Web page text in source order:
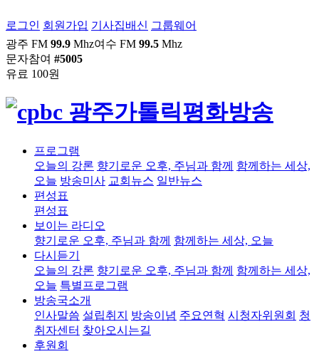
로그인 회원가입 기사집배신 그룹웨어
광주 FM 99.9 Mhz여수 FM 99.5 Mhz
문자참여 #5005
유료 100원
프로그램
오늘의 강론 향기로운 오후, 주님과 함께 함께하는 세상,
오늘 방송미사 교회뉴스 일반뉴스
편성표
편성표
보이는 라디오
향기로운 오후, 주님과 함께 함께하는 세상, 오늘
다시듣기
오늘의 강론 향기로운 오후, 주님과 함께 함께하는 세상,
오늘 특별프로그램
방송국소개
인사말씀 설립취지 방송이념 주요연혁 시청자위원회 청
취자센터 찾아오시는길
후원회